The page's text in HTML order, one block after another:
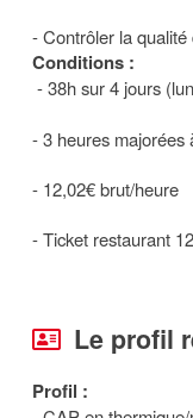
- Contrôler la
Conditions :
- 38h sur 4 jours
- 3 heures majorées
- 12,02€ brut/heure
- Ticket restaurant
Le profil
Profil :